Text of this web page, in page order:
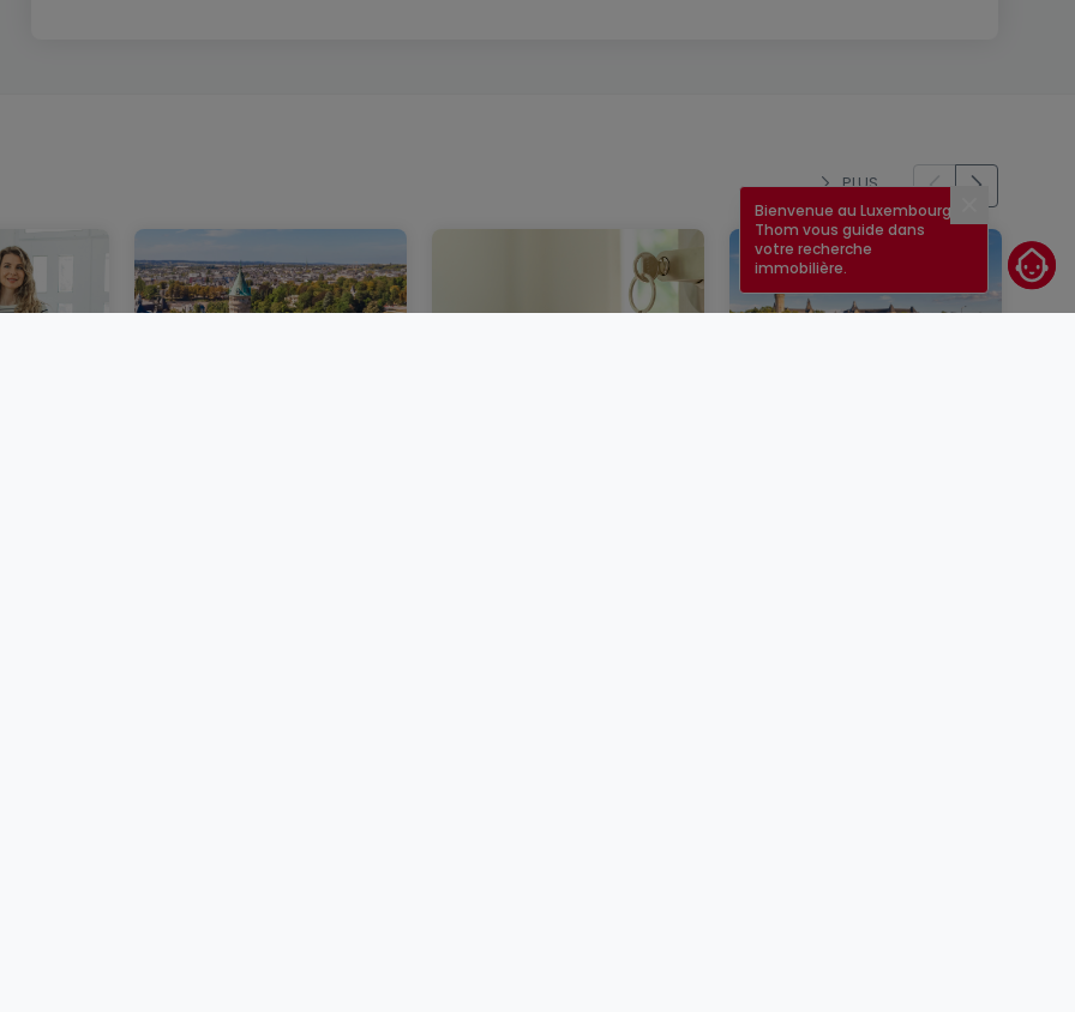
PLUS
Fermer
Bienvenue au Luxembourg !
Thom vous guide dans
votre recherche
immobilière.